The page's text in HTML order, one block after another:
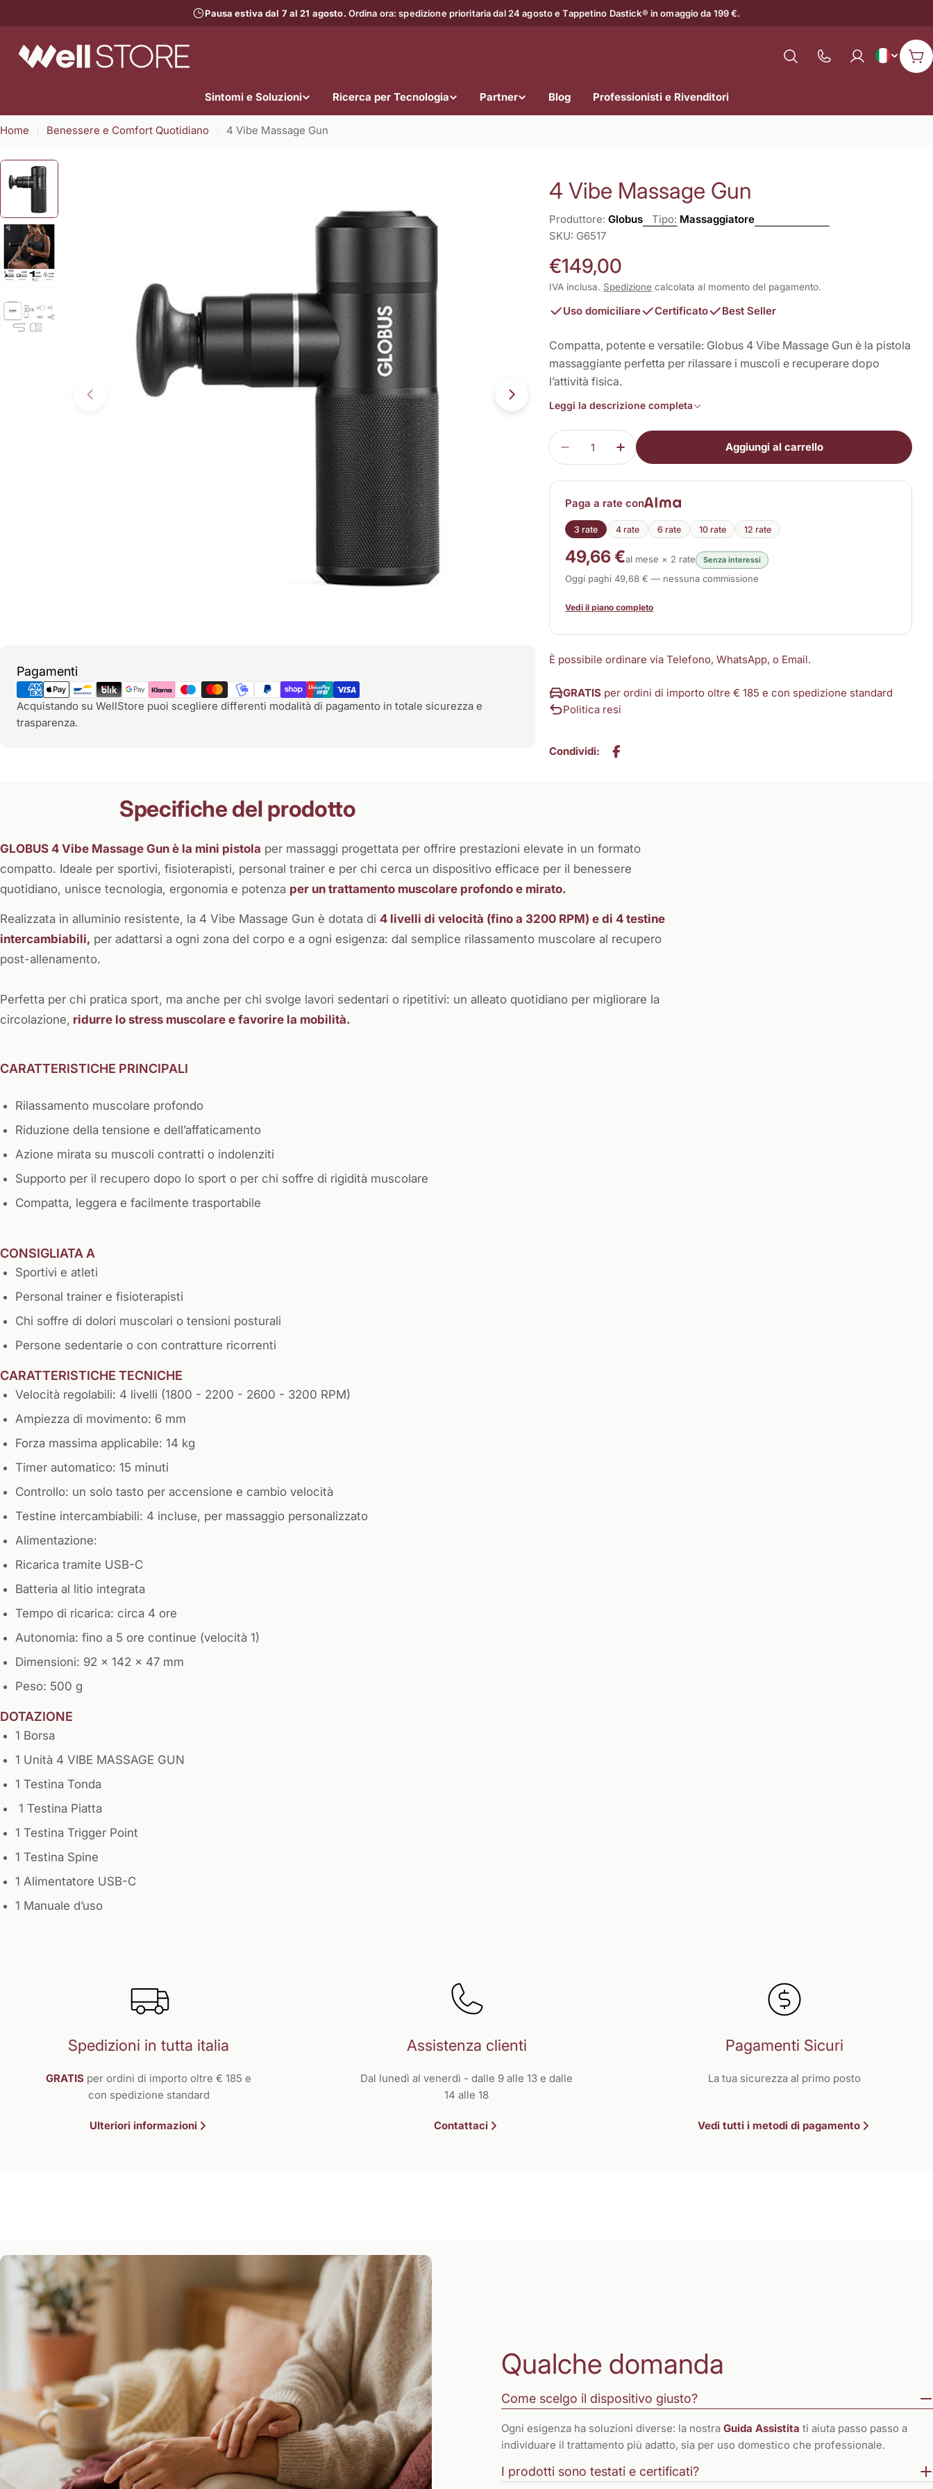
al
Pausa estiva dal 7 al 21 agosto.Ordina ora: spedizione prioritaria dal 24 agosto e Tappetino Dastick® in omaggio da 199 €.
Mostra
di
L
n
Italiano
Sintomi e Soluzioni Ricerca per Tecnologia Partner Blog Professionisti e Rivenditori
Home Benessere e Comfort Quotidiano 4 Vibe Massage Gun
Apri supporto 0 in modalità modale Apri supporto 1 in modalità modale
Pagamenti
Metodi
di
pagamento
Acquistando su WellStore puoi scegliere differenti modalità di pagamento in totale sicurezza e
trasparenza.
4 Vibe Massage Gun
Produttore: Globus Tipo: Massaggiatore
SKU: G6517
Prezzo
normale
€149,00
IVA inclusa. Spedizione calcolata al momento del pagamento.
Uso domiciliare Certificato Best Seller
Compatta, potente e versatile: Globus 4 Vibe Massage Gun è la pistola
massaggiante perfetta per rilassare i muscoli e recuperare dopo
l’attività fisica.
Leggi la descrizione completa
Quantità
Diminuisci la quantità per 4 Vibe Massage Gun
Aumenta la quantità per 4 Vibe Massage Gun
Aggiungi al carrello
Paga a rate con
3 rate 4 rate 6 rate 10 rate 12 rate
49,66 €al mese × 2 rate Senza interessi
Oggi paghi 49,68 € — nessuna commissione
Vedi il piano completo
È possibile ordinare via Telefono, WhatsApp, o Email.
GRATIS per ordini di importo oltre € 185 e con spedizione standard
Politica resi
Condividi:
Specifiche del prodotto
GLOBUS 4 Vibe Massage Gun è la mini pistola per massaggi progettata per offrire prestazioni elevate in un formato
compatto. Ideale per sportivi, fisioterapisti, personal trainer e per chi cerca un dispositivo efficace per il benessere
quotidiano, unisce tecnologia, ergonomia e potenza per un trattamento muscolare profondo e mirato.
Realizzata in alluminio resistente, la 4 Vibe Massage Gun è dotata di 4 livelli di velocità (fino a 3200 RPM) e di 4 testine
intercambiabili, per adattarsi a ogni zona del corpo e a ogni esigenza: dal semplice rilassamento muscolare al recupero
post-allenamento.
Perfetta per chi pratica sport, ma anche per chi svolge lavori sedentari o ripetitivi: un alleato quotidiano per migliorare la
circolazione, ridurre lo stress muscolare e favorire la mobilità.
CARATTERISTICHE PRINCIPALI
Rilassamento muscolare profondo
Riduzione della tensione e dell’affaticamento
Azione mirata su muscoli contratti o indolenziti
Supporto per il recupero dopo lo sport o per chi soffre di rigidità muscolare
Compatta, leggera e facilmente trasportabile
CONSIGLIATA A
Sportivi e atleti
Personal trainer e fisioterapisti
Chi soffre di dolori muscolari o tensioni posturali
Persone sedentarie o con contratture ricorrenti
CARATTERISTICHE TECNICHE
Velocità regolabili: 4 livelli (1800 - 2200 - 2600 - 3200 RPM)
Ampiezza di movimento: 6 mm
Forza massima applicabile: 14 kg
Timer automatico: 15 minuti
Controllo: un solo tasto per accensione e cambio velocità
Testine intercambiabili: 4 incluse, per massaggio personalizzato
Alimentazione:
Ricarica tramite USB-C
Batteria al litio integrata
Tempo di ricarica: circa 4 ore
Autonomia: fino a 5 ore continue (velocità 1)
Dimensioni: 92 x 142 x 47 mm
Peso: 500 g
DOTAZIONE
1 Borsa
1 Unità 4 VIBE MASSAGE GUN
1 Testina Tonda
1 Testina Piatta
1 Testina Trigger Point
1 Testina Spine
1 Alimentatore USB-C
1 Manuale d’uso
Spedizioni in tutta italia
GRATIS per ordini di importo oltre € 185 e
con spedizione standard
Ulteriori informazioni
Assistenza clienti
Dal lunedì al venerdì - dalle 9 alle 13 e dalle
14 alle 18
Contattaci
Pagamenti Sicuri
La tua sicurezza al primo posto
Vedi tutti i metodi di pagamento
Qualche domanda
Come scelgo il dispositivo giusto?
Ogni esigenza ha soluzioni diverse: la nostra Guida Assistita ti aiuta passo passo a
individuare il trattamento più adatto, sia per uso domestico che professionale.
I prodotti sono testati e certificati?